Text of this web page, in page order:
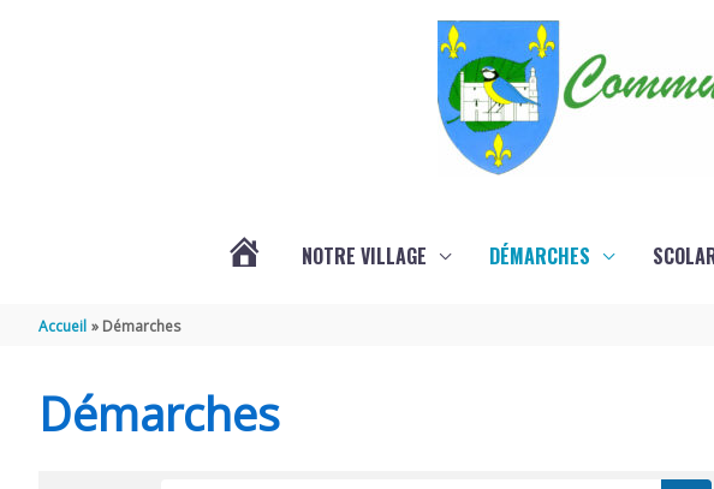
NOTRE VILLAGE DÉMARCHES
Accueil Démarches
Démarches